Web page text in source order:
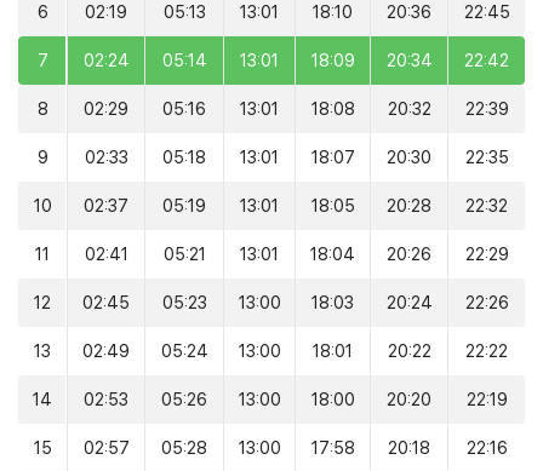
6 02:19 05:13 13:01 18:10 20:36 22:45
7 02:24 05:14 13:01 18:09 20:34 22:42
8 02:29 05:16 13:01 18:08 20:32 22:39
9 02:33 05:18 13:01 18:07 20:30 22:35
10 02:37 05:19 13:01 18:05 20:28 22:32
11 02:41 05:21 13:01 18:04 20:26 22:29
12 02:45 05:23 13:00 18:03 20:24 22:26
13 02:49 05:24 13:00 18:01 20:22 22:22
14 02:53 05:26 13:00 18:00 20:20 22:19
15 02:57 05:28 13:00 17:58 20:18 22:16